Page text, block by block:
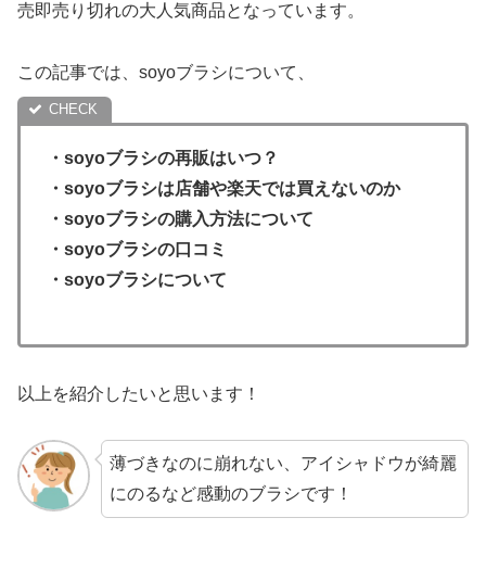
売即売り切れの大人気商品となっています。
この記事では、soyoブラシについて、
・ soyoブラシの再販はいつ？
・soyoブラシは店舗や楽天では買えないのか
・soyoブラシの購入方法について
・ soyoブラシの口コミ
・ soyoブラシについて
以上を紹介したいと思います！
薄づきなのに崩れない、アイシャドウが綺麗
にのるなど感動のブラシです！